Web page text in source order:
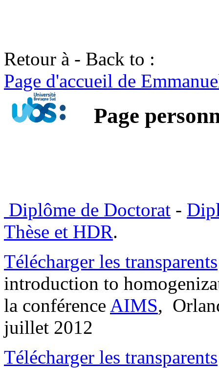
Retour à - Back to :
Page d'accueil de
Page
Diplôme de Doctorat -
Thèse et HDR.
Télécharger les transparents
introduction to
la conférence AIMS,
juillet 2012
Télécharger les transparents